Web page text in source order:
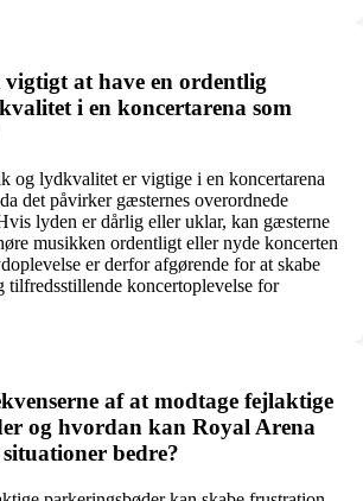
at have en ordentlig
i en koncertarena som
og lydkvalitet er vigtige i en koncertarena
det påvirker gæsternes overordnede
lyden er dårlig eller uklar, kan gæsterne
musikken ordentligt eller nyde koncerten
er derfor afgørende for at skabe
koncertoplevelse for
af at modtage fejlaktige
og hvordan kan Royal Arena
bedre?